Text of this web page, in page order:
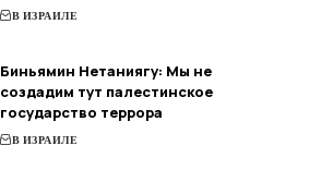
В ИЗРАИЛЕ
Биньямин Нетаниягу: Мы не
создадим тут палестинское
государство террора
В ИЗРАИЛЕ